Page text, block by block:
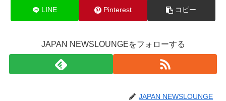
LINE Pinterest コピー
JAPAN NEWSLOUNGEをフォローする
JAPAN NEWSLOUNGE